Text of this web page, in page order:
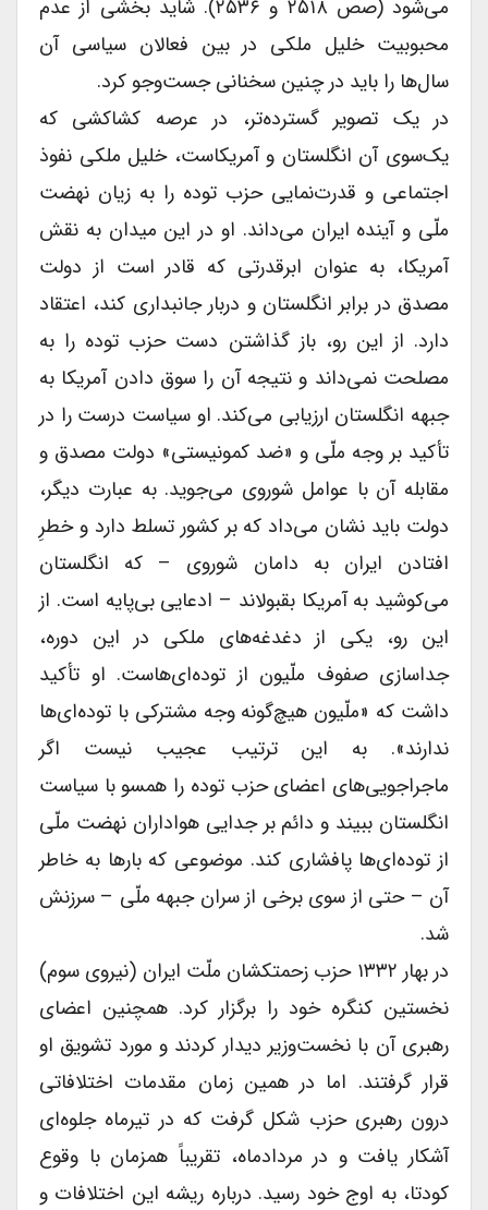
می‌شود (صص ۲۵۱۸ و ۲۵۳۶). شاید بخشی از عدم
محبوبیت خلیل ملکی در بین فعالان سیاسی آن
سال‌ها را باید در چنین سخنانی جست‌وجو کرد.
در یک تصویر گسترده‌تر، در عرصه کشاکشی که
یک‌سوی آن انگلستان و آمریکاست، خلیل ملکی نفوذ
اجتماعی و قدرت‌نمایی حزب توده را به زیان نهضت
ملّی و آینده ایران می‌داند. او در این میدان به نقش
آمریکا، به عنوان ابرقدرتی که قادر است از دولت
مصدق در برابر انگلستان و دربار جانبداری کند، اعتقاد
دارد. از این رو، باز گذاشتن دست حزب توده را به
مصلحت نمی‌داند و نتیجه آن را سوق دادن آمریکا به
جبهه انگلستان ارزیابی می‌کند. او سیاست درست را در
تأکید بر وجه ملّی و «ضد کمونیستی» دولت مصدق و
مقابله آن با عوامل شوروی می‌جوید. به عبارت دیگر،
دولت باید نشان می‌داد که بر کشور تسلط دارد و خطرِ
افتادن ایران به دامان شوروی – که انگلستان
می‌کوشید به آمریکا بقبولاند – ادعایی بی‌پایه است. از
این رو، یکی از دغدغه‌های ملکی در این دوره،
جداسازی صفوف ملّیون از توده‌ای‌هاست. او تأکید
داشت که «ملّیون هیچ‌گونه وجه مشترکی با توده‌ای‌ها
ندارند». به این ترتیب عجیب نیست اگر
ماجراجویی‌های اعضای حزب توده را همسو با سیاست
انگلستان ببیند و دائم بر جدایی هواداران نهضت ملّی
از توده‌ای‌ها پافشاری کند. موضوعی که بارها به خاطر
آن – حتی از سوی برخی از سران جبهه ملّی – سرزنش
شد.
در بهار ۱۳۳۲ حزب زحمتکشان ملّت ایران (نیروی سوم)
نخستین کنگره خود را برگزار کرد. همچنین اعضای
رهبری آن با نخست‌وزیر دیدار کردند و مورد تشویق او
قرار گرفتند. اما در همین زمان مقدمات اختلافاتی
درون رهبری حزب شکل گرفت که در تیرماه جلوه‌ای
آشکار یافت و در مردادماه، تقریباً همزمان با وقوع
کودتا، به اوج خود رسید. درباره ریشه این اختلافات و